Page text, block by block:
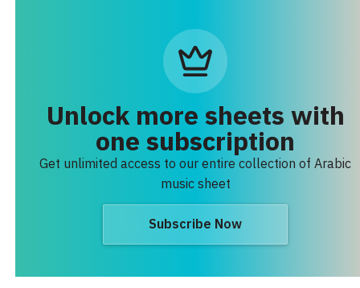
Unlock more sheets with
one subscription
Get unlimited access to our entire collection of Arabic
music sheet
Subscribe Now